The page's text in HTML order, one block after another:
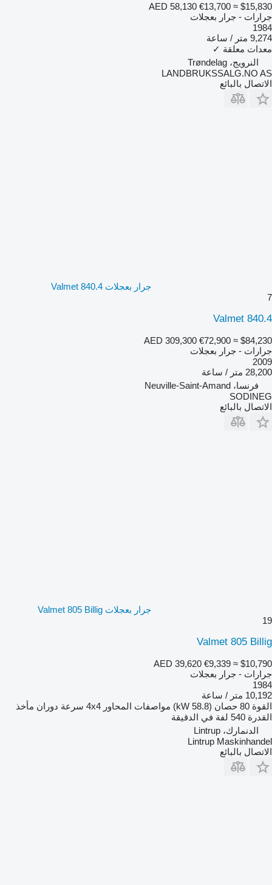
AED 58,130 €13,700 ≈ $15,830
جرارات - جرار بعجلات
1984
9,274 متر / ساعة
معدات معلقة ✓
النرويج، Trøndelag
LANDBRUKSSALG.NO AS
الاتصال بالبائع
جرار بعجلات Valmet 840.4
7
Valmet 840.4
AED 309,300 €72,900 ≈ $84,230
جرارات - جرار بعجلات
2009
28,200 متر / ساعة
فرنسا، Neuville-Saint-Amand
SODINEG
الاتصال بالبائع
جرار بعجلات Valmet 805 Billig
19
Valmet 805 Billig
AED 39,620 €9,339 ≈ $10,790
جرارات - جرار بعجلات
1984
10,192 متر / ساعة
القوة 80 حصان (58.8 kW) مواصفات المحاور 4x4 سرعة دوران مأخذ
القدرة 540 لفة في الدقيقة
الدنمارك، Lintrup
Lintrup Maskinhandel
الاتصال بالبائع